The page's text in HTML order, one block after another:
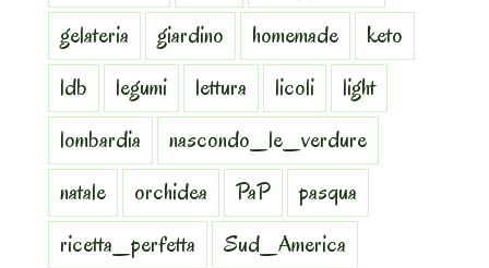
gelateria
giardino homemade
keto
ldb
legumi lettura licoli
light
lombardia
nascondo_le_verdure
natale
orchidea PaP
pasqua
ricetta_perfetta
Sud_America